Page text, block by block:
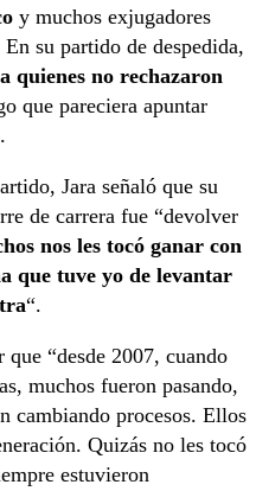
y muchos exjugadores
su partido de despedida,
quienes no rechazaron
que pareciera apuntar
Jara señaló que su
de carrera fue “devolver
nos les tocó ganar con
que tuve yo de levantar
“.
“desde 2007, cuando
muchos fueron pasando,
cambiando procesos. Ellos
Quizás no les tocó
estuvieron